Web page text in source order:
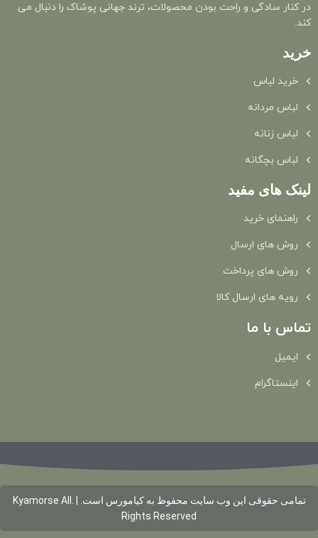
در کنار سادگی و راحت بودن محصولات، ترند جهانی پوشاک را دنبال می
کند.
خرید
خرید لباس
لباس مردانه
لباس زنانه
لباس بچگانه
لینک های مفید
راهنمای خرید
روش های ارسال
روش های پرداخت
رویه های ارسال کالا
تماس با ما
ایمیل
اینستاگرام
تمامی حقوقی این وب سایت محفوظ به کیامورس است. | .Kyamorse All
Rights Reserved